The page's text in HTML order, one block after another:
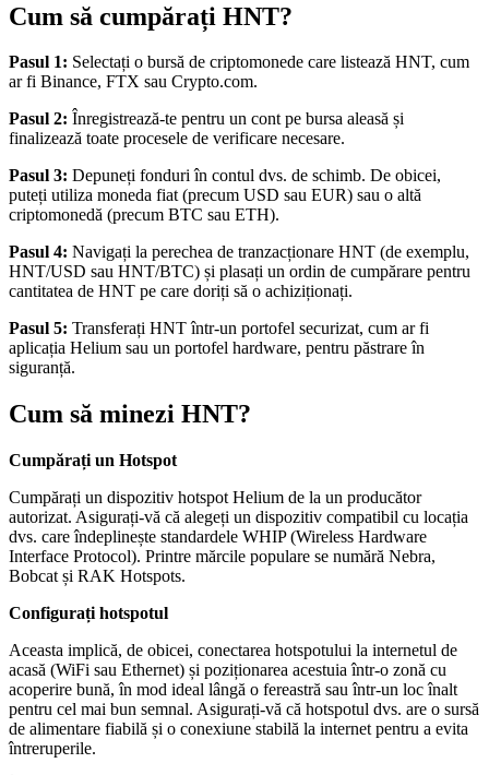
Cum să cumpărați HNT?
Pasul 1: Selectați o bursă de criptomonede care listează HNT, cum
ar fi Binance, FTX sau Crypto.com.
Pasul 2: Înregistrează-te pentru un cont pe bursa aleasă și
finalizează toate procesele de verificare necesare.
Pasul 3: Depuneți fonduri în contul dvs. de schimb. De obicei,
puteți utiliza moneda fiat (precum USD sau EUR) sau o altă
criptomonedă (precum BTC sau ETH).
Pasul 4: Navigați la perechea de tranzacționare HNT (de exemplu,
HNT/USD sau HNT/BTC) și plasați un ordin de cumpărare pentru
cantitatea de HNT pe care doriți să o achiziționați.
Pasul 5: Transferați HNT într-un portofel securizat, cum ar fi
aplicația Helium sau un portofel hardware, pentru păstrare în
siguranță.
Cum să minezi HNT?
Cumpărați un Hotspot
Cumpărați un dispozitiv hotspot Helium de la un producător
autorizat. Asigurați-vă că alegeți un dispozitiv compatibil cu locația
dvs. care îndeplinește standardele WHIP (Wireless Hardware
Interface Protocol). Printre mărcile populare se numără Nebra,
Bobcat și RAK Hotspots.
Configurați hotspotul
Aceasta implică, de obicei, conectarea hotspotului la internetul de
acasă (WiFi sau Ethernet) și poziționarea acestuia într-o zonă cu
acoperire bună, în mod ideal lângă o fereastră sau într-un loc înalt
pentru cel mai bun semnal. Asigurați-vă că hotspotul dvs. are o sursă
de alimentare fiabilă și o conexiune stabilă la internet pentru a evita
întreruperile.